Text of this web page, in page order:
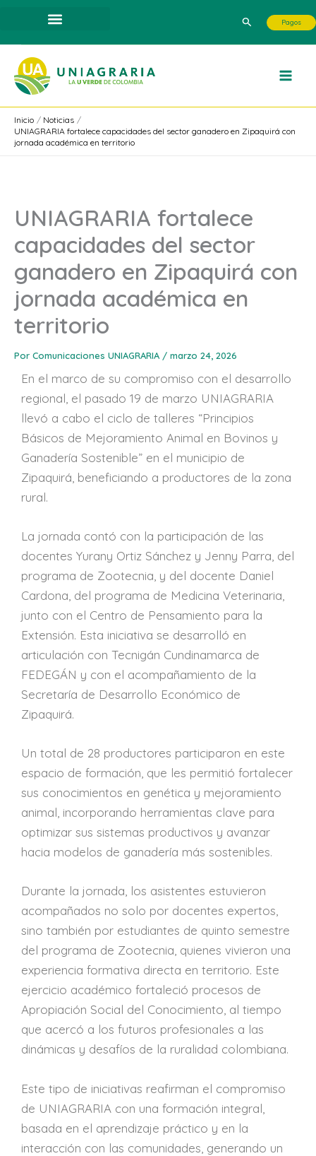
contenido
Buscar Pagos
Inicio
Noticias
UNIAGRARIA fortalece capacidades del sector ganadero en Zipaquirá con
jornada académica en territorio
UNIAGRARIA fortalece
capacidades del sector
ganadero en Zipaquirá con
jornada académica en
territorio
Por Comunicaciones UNIAGRARIA / marzo 24, 2026
En el marco de su compromiso con el desarrollo
regional, el pasado 19 de marzo UNIAGRARIA
llevó a cabo el ciclo de talleres “Principios
Básicos de Mejoramiento Animal en Bovinos y
Ganadería Sostenible” en el municipio de
Zipaquirá, beneficiando a productores de la zona
rural.
La jornada contó con la participación de las
docentes Yurany Ortiz Sánchez y Jenny Parra, del
programa de Zootecnia, y del docente Daniel
Cardona, del programa de Medicina Veterinaria,
junto con el Centro de Pensamiento para la
Extensión. Esta iniciativa se desarrolló en
articulación con Tecnigán Cundinamarca de
FEDEGÁN y con el acompañamiento de la
Secretaría de Desarrollo Económico de
Zipaquirá.
Un total de 28 productores participaron en este
espacio de formación, que les permitió fortalecer
sus conocimientos en genética y mejoramiento
animal, incorporando herramientas clave para
optimizar sus sistemas productivos y avanzar
hacia modelos de ganadería más sostenibles.
Durante la jornada, los asistentes estuvieron
acompañados no solo por docentes expertos,
sino también por estudiantes de quinto semestre
del programa de Zootecnia, quienes vivieron una
experiencia formativa directa en territorio. Este
ejercicio académico fortaleció procesos de
Apropiación Social del Conocimiento, al tiempo
que acercó a los futuros profesionales a las
dinámicas y desafíos de la ruralidad colombiana.
Este tipo de iniciativas reafirman el compromiso
de UNIAGRARIA con una formación integral,
basada en el aprendizaje práctico y en la
interacción con las comunidades, generando un